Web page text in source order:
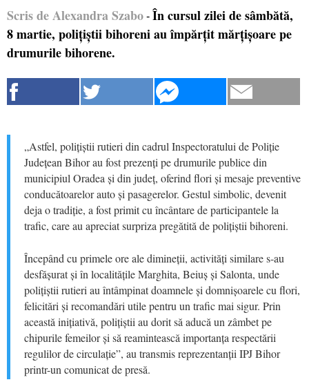
Scris de Alexandra Szabo - În cursul zilei de sâmbătă,
8 martie, polițiștii bihoreni au împărțit mărțișoare pe
drumurile bihorene.
„Astfel, polițiștii rutieri din cadrul Inspectoratului de Poliție
Județean Bihor au fost prezenți pe drumurile publice din
municipiul Oradea și din județ, oferind flori și mesaje preventive
conducătoarelor auto și pasagerelor. Gestul simbolic, devenit
deja o tradiție, a fost primit cu încântare de participantele la
trafic, care au apreciat surpriza pregătită de polițiștii bihoreni.
Începând cu primele ore ale dimineții, activități similare s-au
desfășurat și în localitățile Marghita, Beiuș și Salonta, unde
polițiștii rutieri au întâmpinat doamnele și domnișoarele cu flori,
felicitări și recomandări utile pentru un trafic mai sigur. Prin
această inițiativă, polițiștii au dorit să aducă un zâmbet pe
chipurile femeilor și să reamintească importanța respectării
regulilor de circulație”, au transmis reprezentanții IPJ Bihor
printr-un comunicat de presă.